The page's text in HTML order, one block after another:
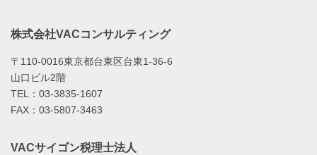
株式会社VACコンサルティング
〒110-0016東京都台東区台東1-36-6
山口ビル2階
TEL：03-3835-1607
FAX：03-5807-3463
VACサイゴン税理士法人